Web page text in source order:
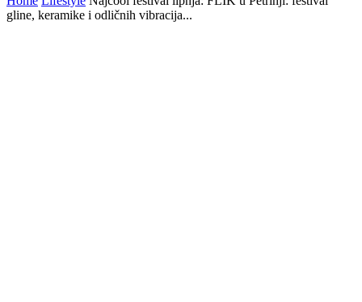
gline, keramike i odličnih vibracija...